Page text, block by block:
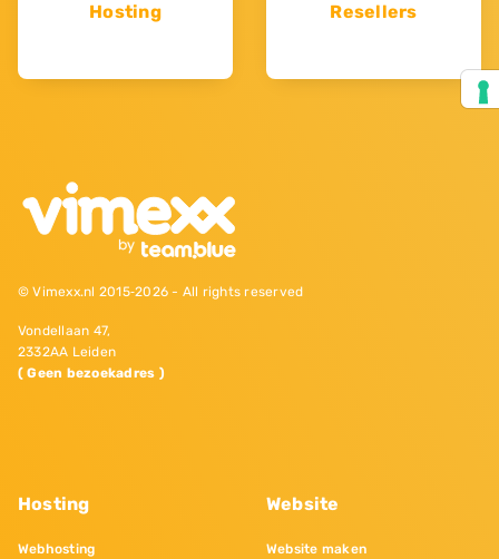
Hosting Resellers
© Vimexx.nl 2015‐2026 - All rights reserved
Vondellaan 47,
2332AA Leiden
( Geen bezoekadres )
Hosting
Webhosting
Website
Website maken